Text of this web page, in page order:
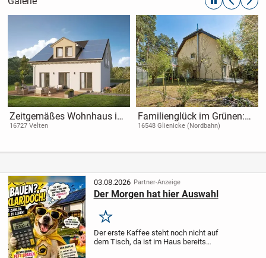
automatische
Zeitgemäßes Wohnhaus in
Velten mit moderner
funktionalem Design.
16727 Velten
Familienglück im Grünen:
Charmantes Reihenendhaus
Glienicke/Nordbahn
16548 Glienicke (Nordbahn)
03.08.2026 Partner-Anzeige
Der Morgen hat hier Auswahl
Merken
Der erste Kaffee steht noch nicht auf
dem Tisch, da ist im Haus bereits